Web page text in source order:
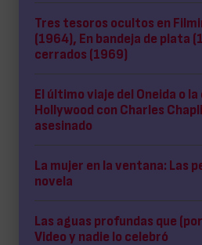
Tres tesoros ocultos en
(1964), En bandeja de plata
cerrados (1969)
El último viaje del Oneida o
Hollywood con Charles
asesinado
La mujer en la ventana: Las
novela
Las aguas profundas que
Video y nadie lo celebró